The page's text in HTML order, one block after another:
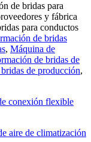
de bridas para
y fábrica
para conductos
de bridas
, Máquina de
de bridas de
de producción,
conexión flexible
aire de climatización